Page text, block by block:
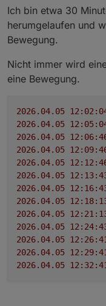
Ich bin etwa 30
herumgelaufen und
Bewegung.
Nicht immer wird
eine Bewegung.
2026.04.05 12
2026.04.05 12
2026.04.05 12
2026.04.05 12
2026.04.05 12
2026.04.05 12
2026.04.05 12
2026.04.05 12
2026.04.05 12
2026.04.05 12
2026.04.05 12
2026.04.05 12
2026.04.05 12